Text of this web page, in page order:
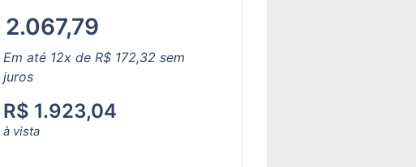
2.067,79
Em até 12x de R$172,32 sem
juros
R$ 1.923,04
à vista